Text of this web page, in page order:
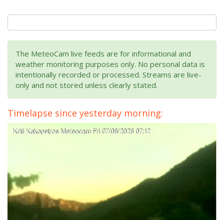
The MeteoCam live feeds are for informational and
weather monitoring purposes only. No personal data is
intentionally recorded or processed. Streams are live-
only and not stored unless clearly stated.
Timelapse since yesterday morning: